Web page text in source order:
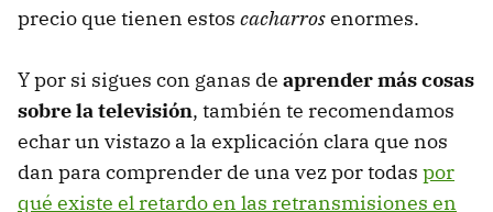
precio que tienen estos cacharrosenormes.
Y por si sigues con ganas de aprender más cosas
sobre la televisión, también te recomendamos
echar un vistazo a la explicación clara que nos
dan para comprender de una vez por todas por
qué existe el retardo en las retransmisiones en